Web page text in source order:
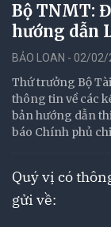
Bộ TNMT:
hướng dẫn
BẢO LOAN - 02/
Thứ trưởng Bộ
thông tin về các
bản hướng dẫn
báo Chính phủ
Quý vị có
gửi về: